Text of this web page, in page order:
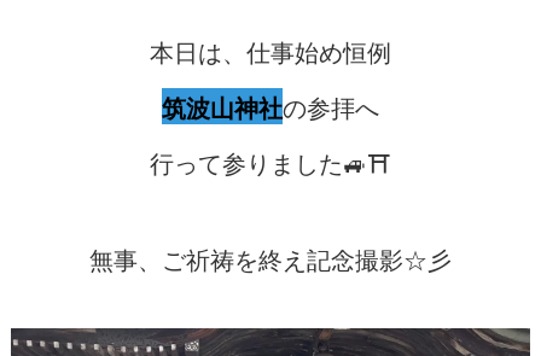
本日は、仕事始め恒例
筑波山神社の参拝へ
行って参りました🚙⛩
無事、ご祈祷を終え記念撮影☆彡